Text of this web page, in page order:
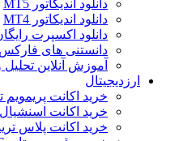
دانلود اندیکاتور MT5
دانلود اندیکاتور MT4
دانلود اکسپرت
دانستنی های فارکس
آموزش آنلاین تحلیل
ارزدیجیتال
خرید اکانت پریمویم
خرید اکانت اسنشیال
خرید اکانت پلاس